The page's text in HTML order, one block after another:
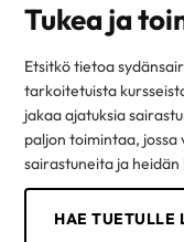
Tukea ja
Etsitkö tietoa
tarkoitetuista
jakaa ajatuksia
paljon toimintaa, jossa
sairastuneita ja heidän
HAE TUETULLE